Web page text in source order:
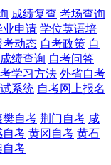
成绩复查 考场查询
业申请 学位英语培
考动态 自考政策 自
绩查询 自考问答
学习方法 外省自考
系统 自考网上报名
樊自考 荆门自考 咸
自考 黄冈自考 黄石
自考